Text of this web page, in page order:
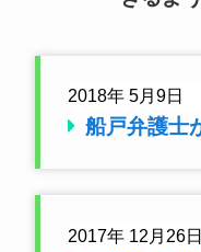
2018年 5月9日
船戸弁護士
2017年 12月26日